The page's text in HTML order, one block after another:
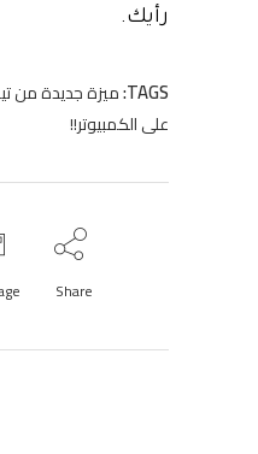
رأيك.
TAGS: ميزة جديدة من
على الكمبيوتر!!
Share